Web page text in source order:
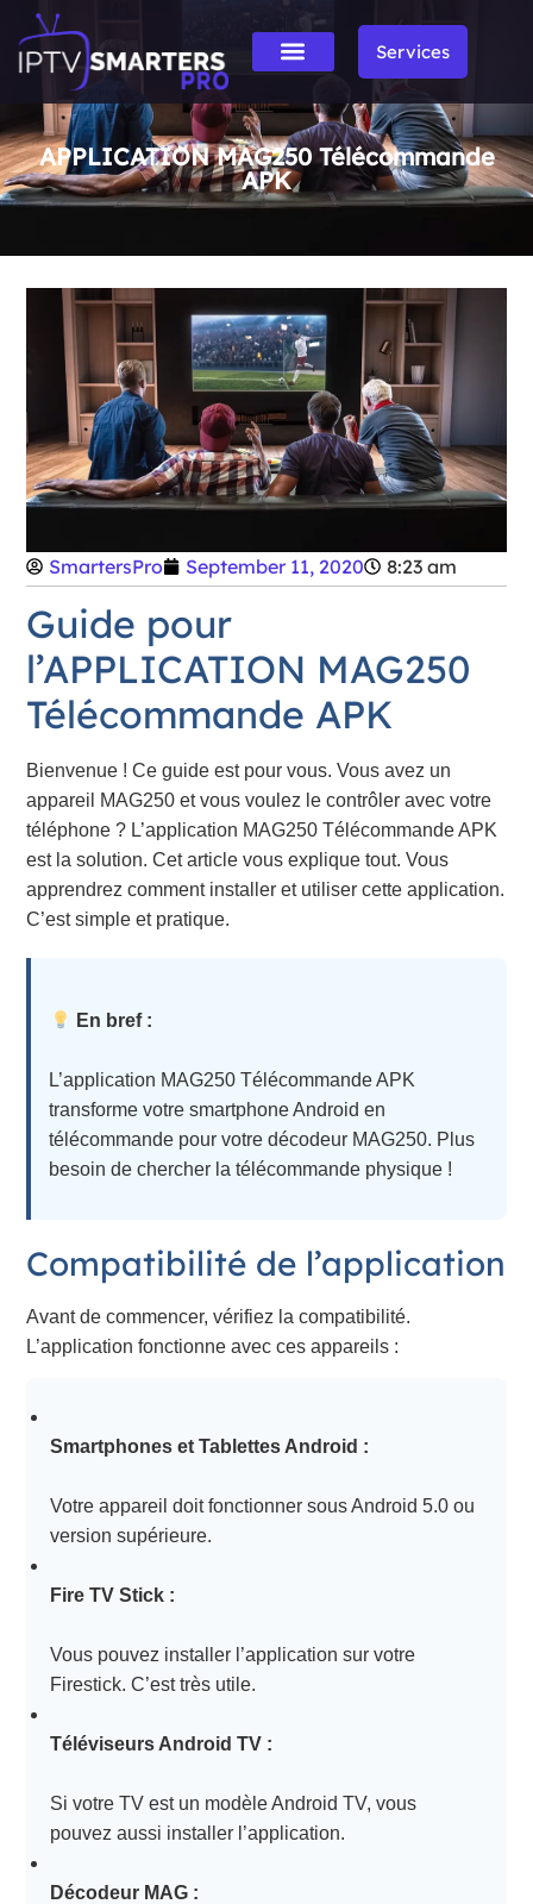
Services
APPLICATION MAG250 Télécommande
APK
SmartersPro September 11, 2020 8:23 am
Guide pour
l’APPLICATION MAG250
Télécommande APK
Bienvenue ! Ce guide est pour vous. Vous avez un
appareil MAG250 et vous voulez le contrôler avec votre
téléphone ? L’application MAG250 Télécommande APK
est la solution. Cet article vous explique tout. Vous
apprendrez comment installer et utiliser cette application.
C’est simple et pratique.
En bref :
L’application MAG250 Télécommande APK
transforme votre smartphone Android en
télécommande pour votre décodeur MAG250. Plus
besoin de chercher la télécommande physique !
Compatibilité de l’application
Avant de commencer, vérifiez la compatibilité.
L’application fonctionne avec ces appareils :
Smartphones et Tablettes Android :
Votre appareil doit fonctionner sous Android 5.0 ou
version supérieure.
Fire TV Stick :
Vous pouvez installer l’application sur votre
Firestick. C’est très utile.
Téléviseurs Android TV :
Si votre TV est un modèle Android TV, vous
pouvez aussi installer l’application.
Décodeur MAG :